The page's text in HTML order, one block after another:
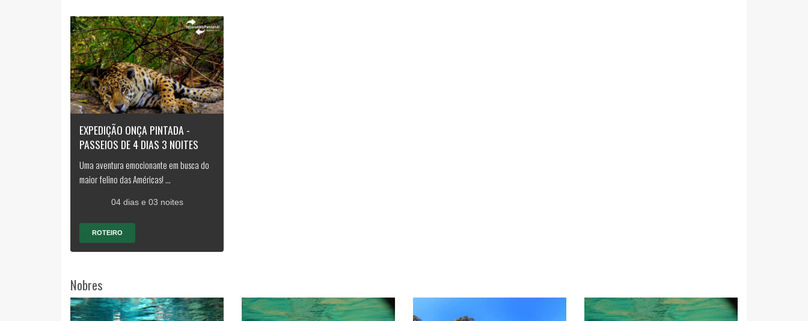
EXPEDIÇÃO ONÇA PINTADA -
PASSEIOS DE 4 DIAS 3 NOITES
Uma aventura emocionante em busca do
maior felino das Américas! ...
04 dias e 03 noites
ROTEIRO
Nobres